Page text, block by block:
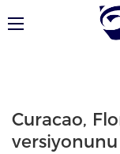
Curacao,
versiyonunu